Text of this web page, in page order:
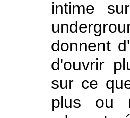
intime
donnent
d'ouvrir
sur ce
plus ou